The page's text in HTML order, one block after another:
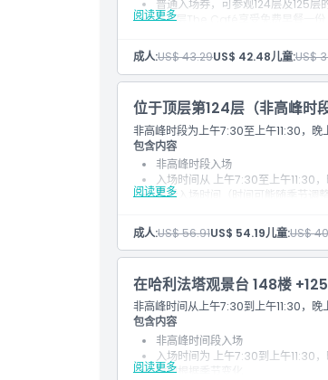
阅读更多
普通入场券，可参观124层及125
在G层The Café享受免费早餐一份
成人:US$ 43.29US$ 42.48儿童:US$
位于顶层第124层（非高峰时段
非高峰时段为上午7:30至上午11:30，晚
阅读更多
包含内容
非高峰时段入场
入场时间从 上午7:30至上午11:30
灵活入场时间（时间可能随季节调整
成人:US$ 56.91US$ 54.19儿童:US$
在哈利法塔观景台 148楼
非高峰时间从上午7:30到上午11:30，晚
阅读更多
包含内容
非高峰时间段入场
入场时间为 上午7:30到上午11:30
时间根据季节变化